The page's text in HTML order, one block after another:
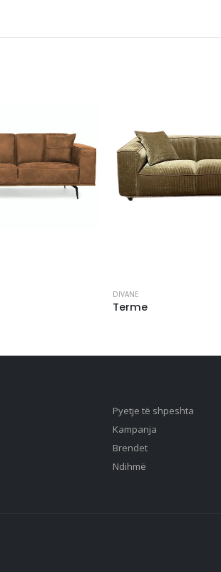
DIVANE
Terme
Pyetje të shpeshta
Kampanja
Brendet
Ndihmë